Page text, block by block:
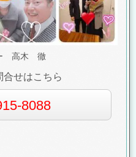
高木 徹
合せはこちら
8088